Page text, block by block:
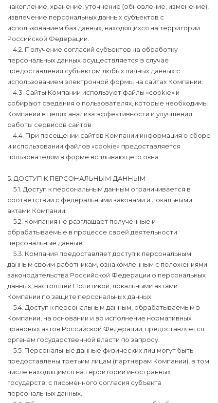
накопление, хранение, уточнение (обновление, изменение),
извлечение персональных данных субъектов с
использованием баз данных, находящихся на территории
Российской Федерации.
4.2. Получение согласий субъектов на обработку
персональных данных осуществляется в случае
предоставления субъектом любых личных данных с
использованием электронной формы на сайтах Компании.
4.3. Сайты Компании используют файлы «cookie» и
собирают сведения о пользователях, которые необходимы
Компании в целях анализа эффективности и улучшения
работы сервисов сайтов.
4.4. При посещении сайтов Компании информация о сборе
и использовании файлов «cookie» предоставляется
пользователям в форме всплывающего окна.
5. ДОСТУП К ПЕРСОНАЛЬНЫМ ДАННЫМ
5.1. Доступ к персональным данным ограничивается в
соответствии с федеральными законами и локальными
актами Компании.
5.2. Компания не разглашает полученные и
обрабатываемые в процессе своей деятельности
персональные данные.
5.3. Компания предоставляет доступ к персональным
данным своим работникам, ознакомленным с положениями
законодательства Российской Федерации о персональных
данных, настоящей Политикой, локальными актами
Компании по защите персональных данных.
5.4. Доступ к персональным данным, обрабатываемым в
Компании, на основании и во исполнение нормативных
правовых актов Российской Федерации, предоставляется
органам государственной власти по запросу.
5.5. Персональные данные физических лиц могут быть
предоставлены третьим лицам (партнерам Компании), в том
числе находящимся на территории иностранных
государств, с письменного согласия субъекта
персональных данных.